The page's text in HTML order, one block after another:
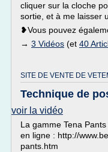
cliquer sur la cloche
sortie, et à me laisser
❥Vous pouvez
→ 3 Vidéos (et 40
SITE DE VENTE DE
Technique de
voir la vidéo
La gamme Tena
en ligne : http://
pants.htm